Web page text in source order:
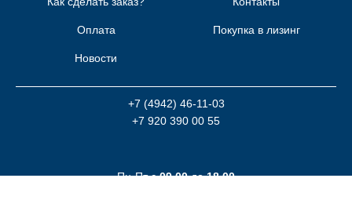
Оплата
Новости
Покупка в лизинг
+7 (4942) 46-11-03
+7 920 390 00 55
Пн-Пт с09.00до18.00